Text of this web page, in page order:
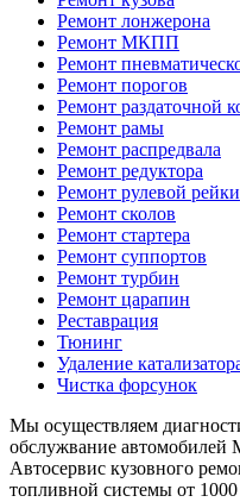
Ремонт лонжерона
Ремонт МКПП
Ремонт
Ремонт порогов
Ремонт раздаточной
Ремонт рамы
Ремонт распредвала
Ремонт редуктора
Ремонт рулевой рейки
Ремонт сколов
Ремонт стартера
Ремонт суппортов
Ремонт турбин
Ремонт царапин
Реставрация
Тюнинг
Удаление
Чистка форсунок
Мы осуществляем
обслужвание автомобилей
Автосервис кузовного
топливной системы от 1000